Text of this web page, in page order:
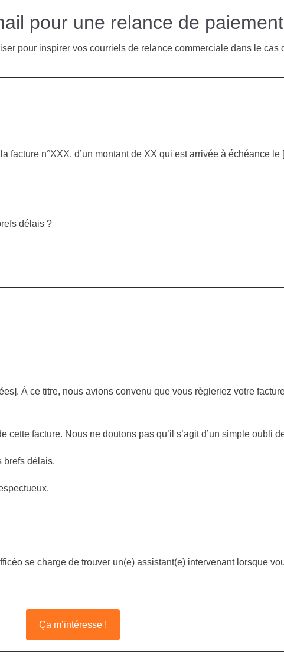
pour une relance de paiement
pour inspirer vos courriels de relance commerciale dans le cas
facture n°XXX, d’un montant de XX qui est arrivée à échéance
délais ?
À ce titre, nous avions convenu que vous règleriez votre
facture. Nous ne doutons pas qu’il s’agit d’un simple oubli
brefs délais.
se charge de trouver un(e) assistant(e) intervenant lorsque
Ça m’intéresse !